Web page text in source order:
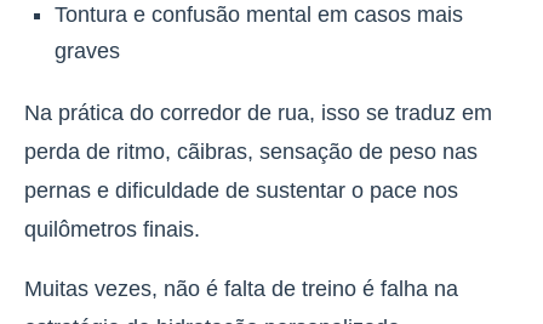
Tontura e confusão mental em casos mais
graves
Na prática do corredor de rua, isso se traduz em
perda de ritmo, cãibras, sensação de peso nas
pernas e dificuldade de sustentar o pace nos
quilômetros finais.
Muitas vezes, não é falta de treino é falha na